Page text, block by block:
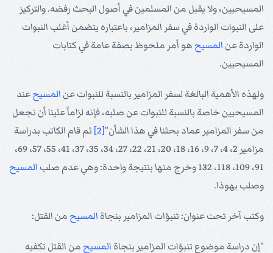
المسيحيين، ولا يقبل من المسلمين في أصول البحث رفضه. والتركيز
على النبوات الواردة في سفر المزامير، باعتباره يتضمن أغلب النبوات
الواردة عن المسيحهو أمر ملحوظ بصفة عامة في كتابات
المسيحيين.
ولهذه الأهمية البالغة لسفر المزامير بالنسبة للنبوات عن المسيحعند
المسيحيين خاصة بالنسبة للنبوات عن صلبه، فإنه لزاماً علينا أن نجعل
من سفر المزامير عماد بحثنا في هذا الشأن"[2]
ثم قام الكاتب بدراسة
مزامير 2، 4، 7، 9، 16، 18، 20، 21، 22، 27، 34، 35، 37، 41، 55، 57، 69،
91، 109، 118، 132 وخرج منها بنتيجة واحدة: وهي عدم صلب
المسيح
وصلب يهوذا.
وكتب آخر تحت عنوان: تنبؤات المزامير بنجاة المسيح من القتل:
"إن دراسة موضوع تنبؤات المزامير بنجاة المسيح من القتل تكفيه